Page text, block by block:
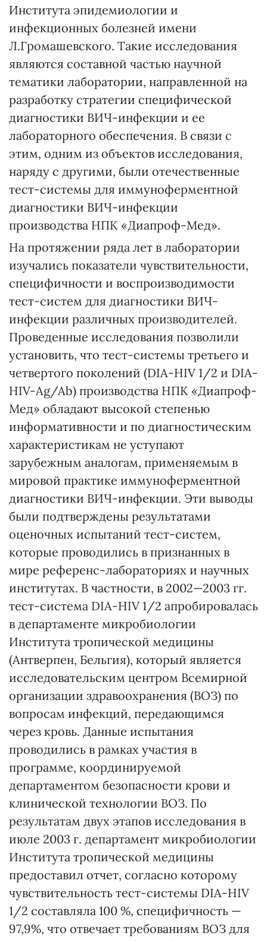
Института эпидемиологии и
инфекционных болезней имени
Л.Громашевского. Такие исследования
являются составной частью научной
тематики лаборатории, направленной на
разработку стратегии специфической
диагностики ВИЧ-инфекции и ее
лабораторного обеспечения. В связи с
этим, одним из объектов исследования,
наряду с другими, были отечественные
тест-системы для иммуноферментной
диагностики ВИЧ-инфекции
производства НПК «Диапроф-Мед».
На протяжении ряда лет в лаборатории
изучались показатели чувствительности,
специфичности и воспроизводимости
тест-систем для диагностики ВИЧ-
инфекции различных производителей.
Проведенные исследования позволили
установить, что тест-системы третьего и
четвертого поколений (DIA-HIV 1/2 и DIA-
HIV-Ag/Ab) производства НПК «Диапроф-
Мед» обладают высокой степенью
информативности и по диагностическим
характеристикам не уступают
зарубежным аналогам, применяемым в
мировой практике иммуноферментной
диагностики ВИЧ-инфекции. Эти выводы
были подтверждены результатами
оценочных испытаний тест-систем,
которые проводились в признанных в
мире референс-лабораториях и научных
институтах. В частности, в 2002—2003 гг.
тест-система DIA-HIV 1/2 апробировалась
в департаменте микробиологии
Института тропической медицины
(Антверпен, Бельгия), который является
исследовательским центром Всемирной
организации здравоохранения (ВОЗ) по
вопросам инфекций, передающимся
через кровь. Данные испытания
проводились в рамках участия в
программе, координируемой
департаментом безопасности крови и
клинической технологии ВОЗ. По
результатам двух этапов исследования в
июле 2003 г. департамент микробиологии
Института тропической медицины
предоставил отчет, согласно которому
чувствительность тест-системы DIA-HIV
1/2 составляла 100 %, специфичность —
97,9%, что отвечает требованиям ВОЗ для